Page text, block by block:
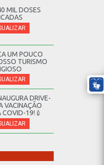
MIL DOSES
UM POUCO
TURISMO
DRIVE-
VACINAÇÃO
COVID-19!💉